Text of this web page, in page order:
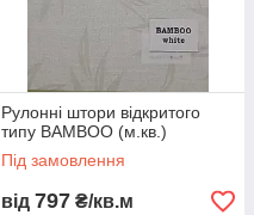
Рулонні штори відкритого
типу BAMBOO (м.кв.)
Під замовлення
від 797 ₴/кв.м